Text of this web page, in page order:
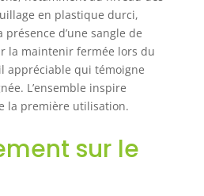
d'accomplir
facilement
diverses tâches à
haute altitude.
Pliage multi-
touches : Chaque
niveau est équipé
de verrouillage
en plastique durci,
d’une sangle de
la maintenir fermée lors du
appréciable qui témoigne
L’ensemble inspire
la première utilisation.
sur le